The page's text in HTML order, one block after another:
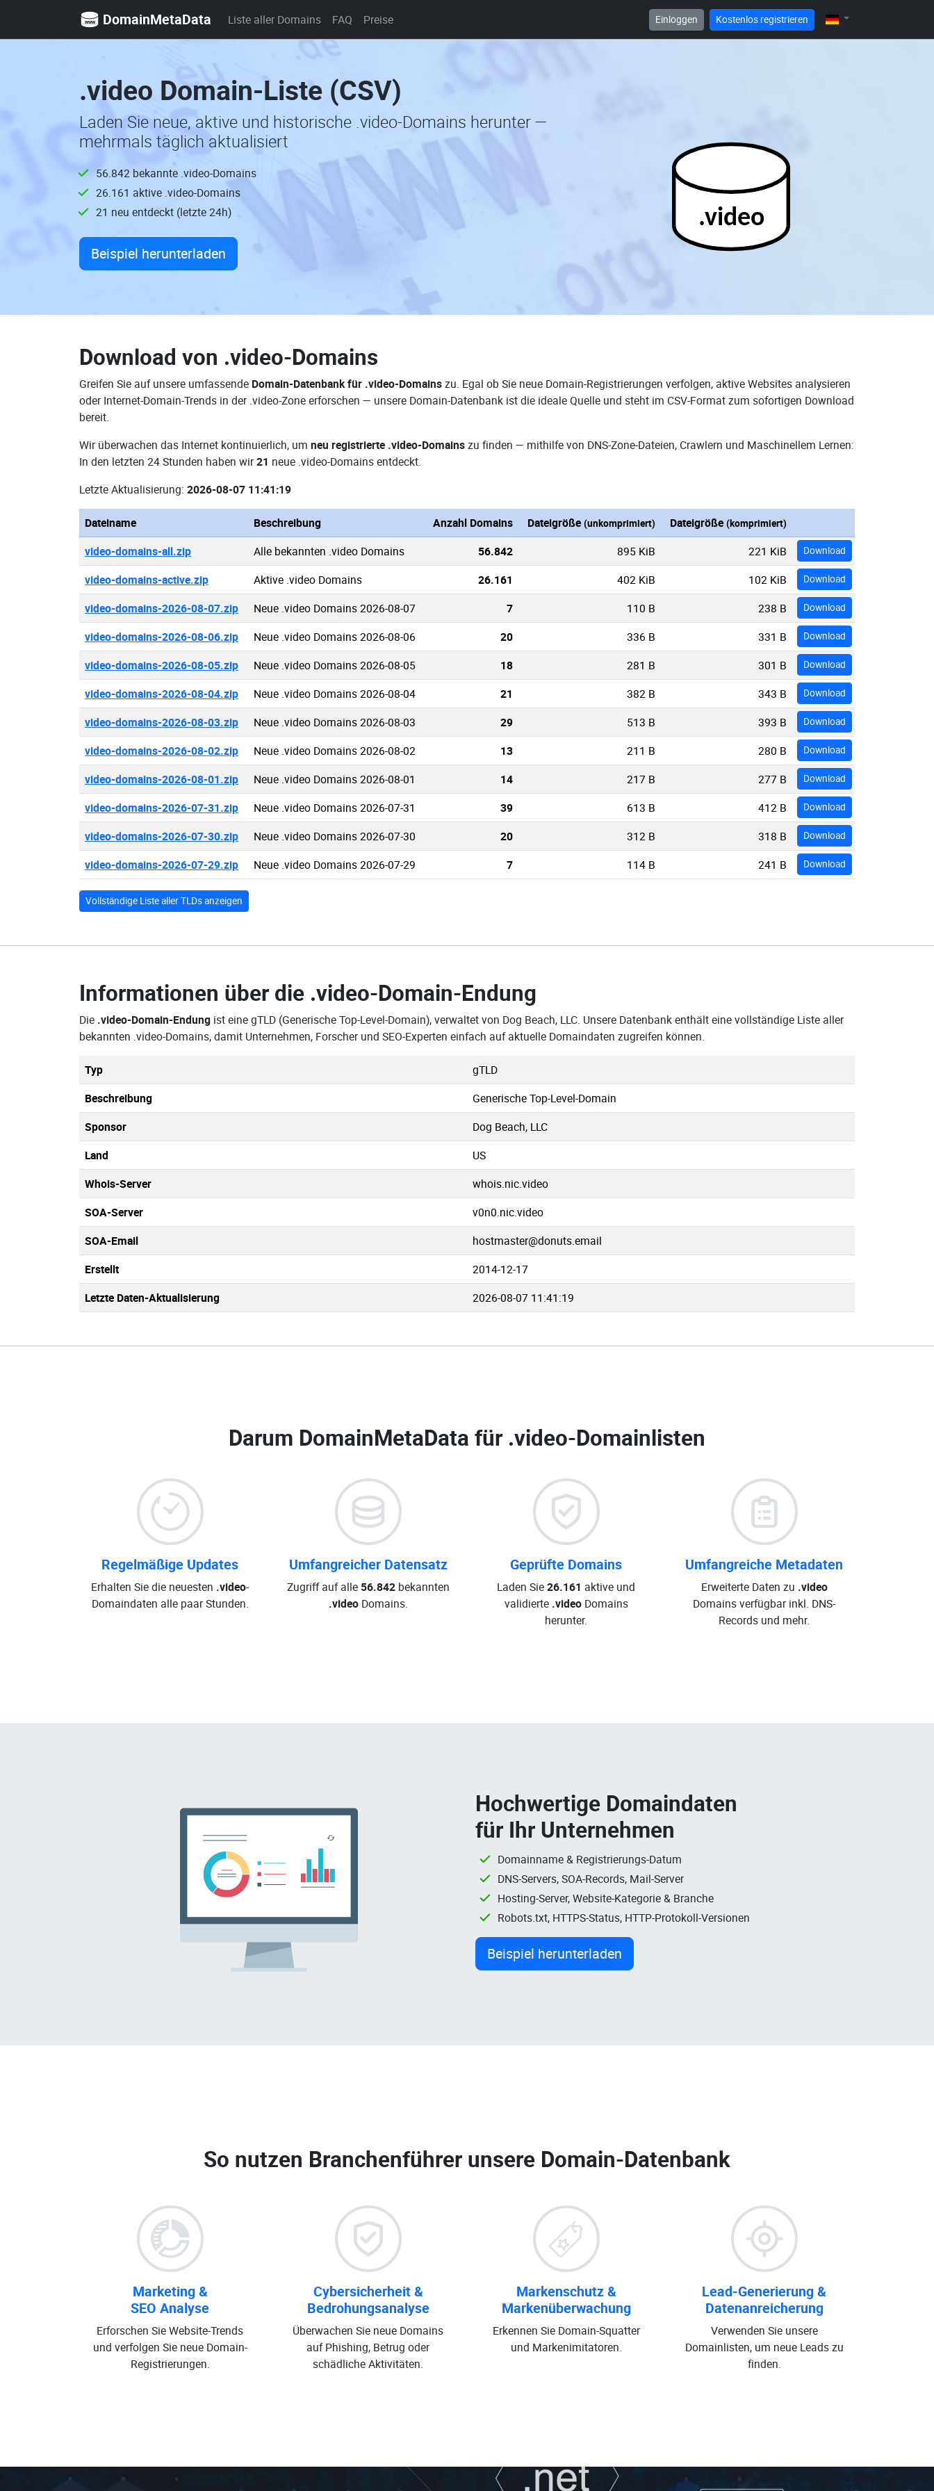
DomainMetaData Liste aller Domains FAQ Preise Einloggen Kostenlos registrieren
.video Domain-Liste (CSV)
Laden Sie neue, aktive und historische .video-Domains herunter —
mehrmals täglich aktualisiert
56.842 bekannte .video-Domains
26.161 aktive .video-Domains
21 neu entdeckt (letzte 24h)
Beispiel herunterladen
.video
Download von .video-Domains
Greifen Sie auf unsere umfassende Domain-Datenbank für .video-Domainszu. Egal ob Sie neue Domain-Registrierungen verfolgen, aktive Websites analysieren
oder Internet-Domain-Trends in der .video-Zone erforschen — unsere Domain-Datenbank ist die ideale Quelle und steht im CSV-Format zum sofortigen Download
bereit.
Wir überwachen das Internet kontinuierlich, um neu registrierte .video-Domainszu finden — mithilfe von DNS-Zone-Dateien, Crawlern und Maschinellem Lernen:
In den letzten 24 Stunden haben wir21 neue .video-Domains entdeckt.
Letzte Aktualisierung: 2026-08-07 11:41:19
Dateiname Beschreibung Anzahl Domains Dateigröße (unkomprimiert) Dateigröße (komprimiert)
video-domains-all.zip Alle bekannten .video Domains 56.842 895 KiB 221 KiB Download
video-domains-active.zip Aktive .video Domains 26.161 402 KiB 102 KiB Download
video-domains-2026-08-07.zip Neue .video Domains 2026-08-07 7 110 B 238 B Download
video-domains-2026-08-06.zip Neue .video Domains 2026-08-06 20 336 B 331 B Download
video-domains-2026-08-05.zip Neue .video Domains 2026-08-05 18 281 B 301 B Download
video-domains-2026-08-04.zip Neue .video Domains 2026-08-04 21 382 B 343 B Download
video-domains-2026-08-03.zip Neue .video Domains 2026-08-03 29 513 B 393 B Download
video-domains-2026-08-02.zip Neue .video Domains 2026-08-02 13 211 B 280 B Download
video-domains-2026-08-01.zip Neue .video Domains 2026-08-01 14 217 B 277 B Download
video-domains-2026-07-31.zip Neue .video Domains 2026-07-31 39 613 B 412 B Download
video-domains-2026-07-30.zip Neue .video Domains 2026-07-30 20 312 B 318 B Download
video-domains-2026-07-29.zip Neue .video Domains 2026-07-29 7 114 B 241 B Download
Vollständige Liste aller TLDs anzeigen
Informationen über die .video-Domain-Endung
Die .video-Domain-Endung ist eine gTLD (Generische Top-Level-Domain), verwaltet von Dog Beach, LLC. Unsere Datenbank enthält eine vollständige Liste aller
bekannten .video-Domains, damit Unternehmen, Forscher und SEO-Experten einfach auf aktuelle Domaindaten zugreifen können.
Typ
gTLD
Beschreibung
Generische Top-Level-Domain
Sponsor
Dog Beach, LLC
Land
US
Whois-Server
whois.nic.video
SOA-Server
v0n0.nic.video
SOA-Email
hostmaster@donuts.email
Erstellt
2014-12-17
Letzte Daten-Aktualisierung
2026-08-07 11:41:19
Darum DomainMetaData für .video-Domainlisten
Regelmäßige Updates
Erhalten Sie die neuesten .video-
Domaindaten alle paar Stunden.
Umfangreicher Datensatz
Zugriff auf alle 56.842bekannten
.videoDomains.
Geprüfte Domains
Laden Sie26.161 aktive und
validierte .videoDomains
herunter.
Umfangreiche Metadaten
Erweiterte Daten zu .video
Domains verfügbar inkl. DNS-
Records und mehr.
Hochwertige Domaindaten
für Ihr Unternehmen
Domainname & Registrierungs-Datum
DNS-Servers, SOA-Records, Mail-Server
Hosting-Server, Website-Kategorie & Branche
Robots.txt, HTTPS-Status, HTTP-Protokoll-Versionen
Beispiel herunterladen
So nutzen Branchenführer unsere Domain-Datenbank
Marketing &
SEO Analyse
Erforschen Sie Website-Trends
und verfolgen Sie neue Domain-
Registrierungen.
Cybersicherheit &
Bedrohungsanalyse
Überwachen Sie neue Domains
auf Phishing, Betrug oder
schädliche Aktivitäten.
Markenschutz &
Markenüberwachung
Erkennen Sie Domain-Squatter
und Markenimitatoren.
Lead-Generierung &
Datenanreicherung
Verwenden Sie unsere
Domainlisten, um neue Leads zu
finden.